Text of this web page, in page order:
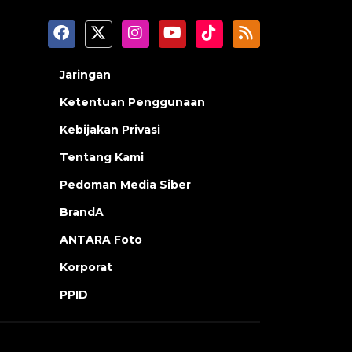
Jaringan
Ketentuan Penggunaan
Kebijakan Privasi
Tentang Kami
Pedoman Media Siber
BrandA
ANTARA Foto
Korporat
PPID